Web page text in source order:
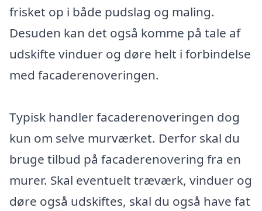
frisket op i både pudslag og maling.
Desuden kan det også komme på tale af
udskifte vinduer og døre helt i forbindelse
med facaderenoveringen.
Typisk handler facaderenoveringen dog
kun om selve murværket. Derfor skal du
bruge tilbud på facaderenovering fra en
murer. Skal eventuelt træværk, vinduer og
døre også udskiftes, skal du også have fat